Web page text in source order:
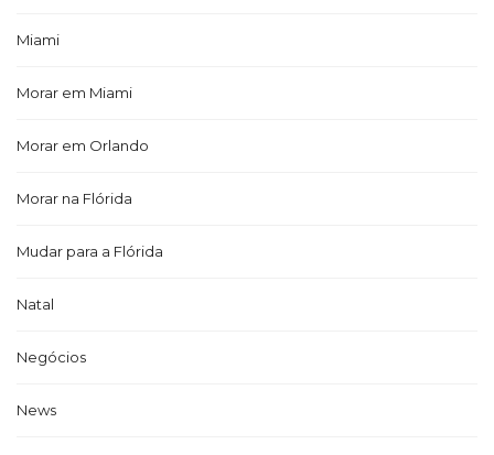
Miami
Morar em Miami
Morar em Orlando
Morar na Flórida
Mudar para a Flórida
Natal
Negócios
News